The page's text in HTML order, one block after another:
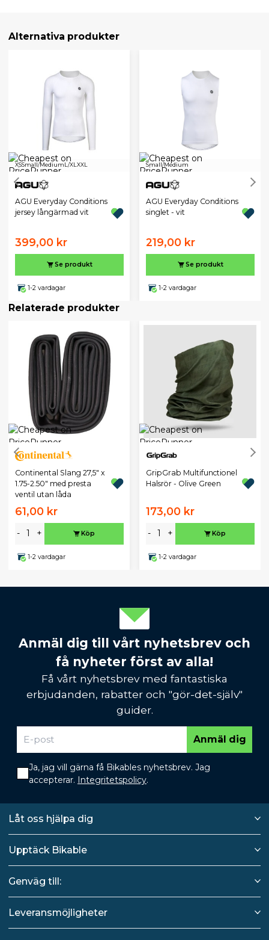
Alternativa produkter
XSSmall/MediumL/XL XXL
AGU Everyday Conditions
jersey långärmad vit
399,00 kr
Se produkt
1-2 vardagar
Small/Medium
AGU Everyday Conditions
singlet - vit
219,00 kr
Se produkt
1-2 vardagar
Relaterade produkter
Continental Slang 27,5" x
1.75-2.50" med presta
ventil utan låda
61,00 kr
- + Köp
1-2 vardagar
GripGrab Multifunctionel
Halsrör - Olive Green
173,00 kr
- + Köp
1-2 vardagar
Anmäl dig till vårt nyhetsbrev och
få nyheter först av alla!
Få vårt nyhetsbrev med fantastiska
erbjudanden, rabatter och "gör-det-själv"
guider.
Anmäl dig
Ja, jag vill gärna få Bikables nyhetsbrev. Jag
accepterar. Integritetspolicy.
Låt oss hjälpa dig
Upptäck Bikable
Genväg till:
Leveransmöjligheter